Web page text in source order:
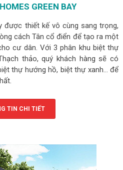
GREEN BAY
được thiết kế vô cùng sang trọng,
cách Tân cổ điển để tạo ra một
cư dân. Với 3 phân khu biệt thự
thảo, quý khách hàng sẽ có
thự hướng hồ, biệt thự xanh… để
TIN CHI TIẾT